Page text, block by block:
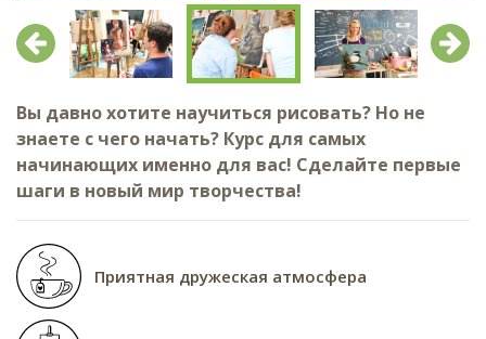
Предыдущий
Вы давно хотите научиться рисовать? Но не
знаете с чего начать? Курс для самых
начинающих именно для вас! Сделайте первые
шаги в новый мир творчества!
Приятная дружеская атмосфера